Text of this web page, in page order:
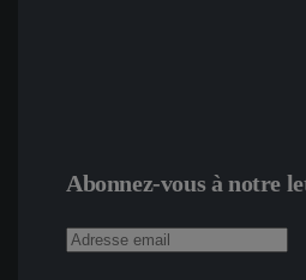
Abonnez-vous à notre